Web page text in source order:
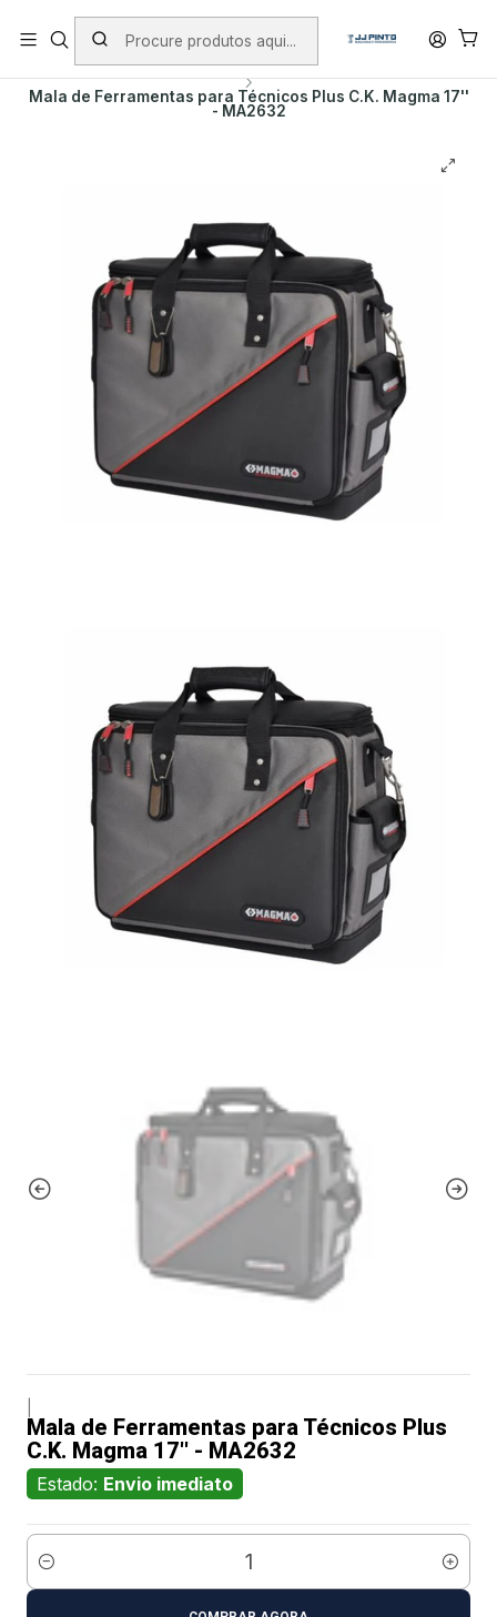
PORTES INCLUÍDOS EM ENCOMENDAS +75€ (excepto ilhas)
PRODUTOS MALAS DE FERRAMENTA
Mala de Ferramentas para Técnicos Plus C.K. Magma 17''
- MA2632
Mala de Ferramentas para Técnicos Plus
C.K. Magma 17'' - MA2632
Estado: Envio imediato
Quantidade